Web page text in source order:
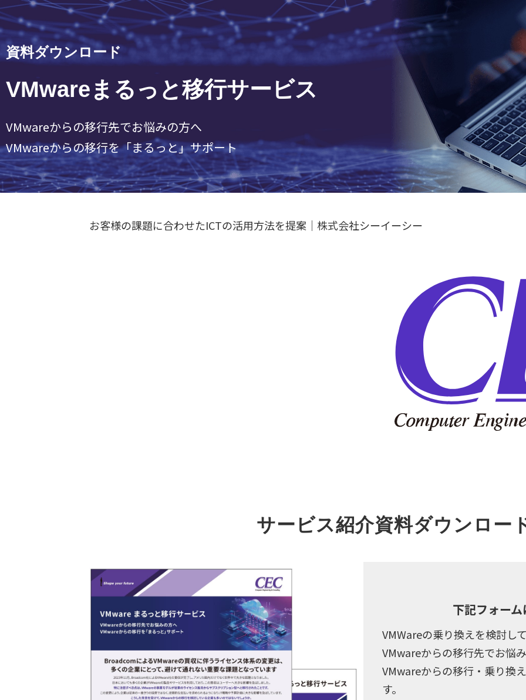
資料ダウンロード
VMwareまるっと移行サービス
VMwareからの移行先でお悩みの方へ
VMwareからの移行を「まるっと」サポート
お客様の課題に合わせたICTの活用方法を提案｜株式会社シーイーシー
サービス紹介資料ダウンロー
下記フォー
VMWareの乗り換えを検討し
VMwareからの移行先でお悩
VMwareからの移行・乗り換
す。